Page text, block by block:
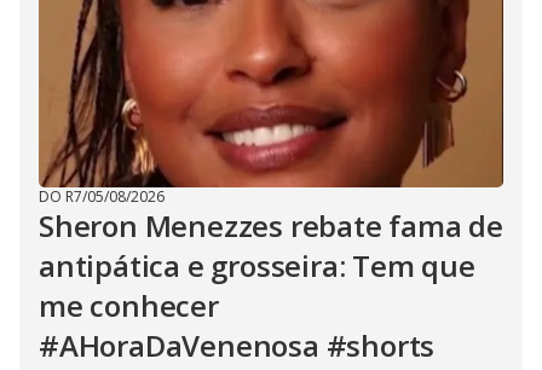
DO R7/05/08/2026
Sheron Menezzes rebate fama de
antipática e grosseira: Tem que
me conhecer
#AHoraDaVenenosa #shorts